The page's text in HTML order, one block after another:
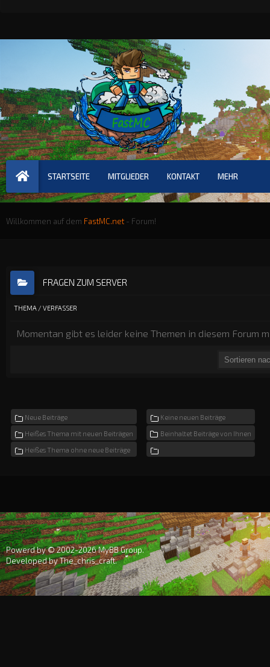
STARTSEITE MITGLIEDER KONTAKT MEHR
Willkommen auf dem FastMC.net - Forum!
FRAGEN ZUM SERVER
THEMA / VERFASSER
Momentan gibt es leider keine Themen in diesem Forum
Neue Beiträge
Heißes Thema mit neuen Beiträgen
Heißes Thema ohne neue Beiträge
Keine neuen Beiträge
Beinhaltet Beiträge von Ihnen
Powerd by © 2002-2026MyBB Group.
Developed byThe_chris_craft.